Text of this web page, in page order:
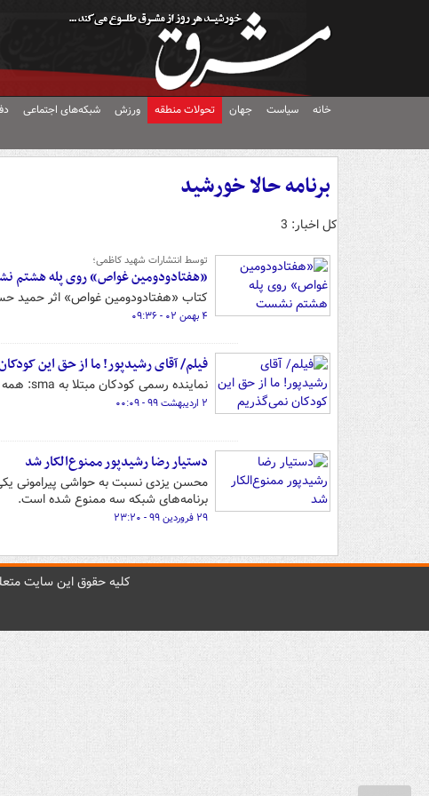
خانه سیاست جهان تحولات منطقه ورزش شبکه‌های اجتماعی
برنامه حالا خورشید
کل اخبار: 3
توسط انتشارات شهید کاظمی؛
«هفتادودومین غواص» روی پله هشتم
کتاب «هفتادودومین غواص» اثر حمید
۴ بهمن ۰۲ - ۰۹:۳۶
فیلم/ آقای رشیدپور! ما از حق این
نماینده رسمی کودکان مبتلا به sma: همه پولی که مردم به حساب اردوان رحیمی واریز کردند تحویل بیماران نشده است!
۲ اردیبهشت ۹۹ - ۰۰:۰۹
دستیار رضا رشیدپور ممنوع‌الکار شد
محسن یزدی نسبت به حواشی پیرامونی
برنامه‌های شبکه سه ممنوع شده است.
۲۹ فروردین ۹۹ - ۲۳:۲۰
کليه حقوق اين سايت